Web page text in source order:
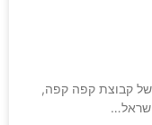
של קבוצת קפה קפה,